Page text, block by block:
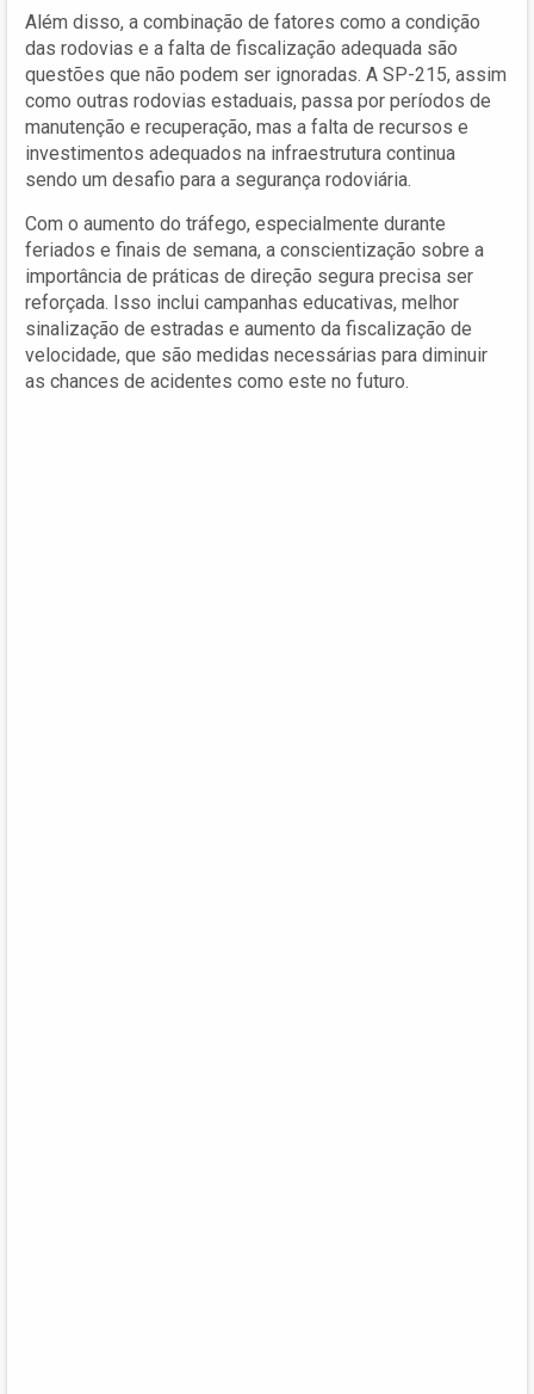
Além disso, a combinação de fatores como a condição
das rodovias e a falta de fiscalização adequada são
questões que não podem ser ignoradas. A SP-215, assim
como outras rodovias estaduais, passa por períodos de
manutenção e recuperação, mas a falta de recursos e
investimentos adequados na infraestrutura continua
sendo um desafio para a segurança rodoviária.
Com o aumento do tráfego, especialmente durante
feriados e finais de semana, a conscientização sobre a
importância de práticas de direção segura precisa ser
reforçada. Isso inclui campanhas educativas, melhor
sinalização de estradas e aumento da fiscalização de
velocidade, que são medidas necessárias para diminuir
as chances de acidentes como este no futuro.